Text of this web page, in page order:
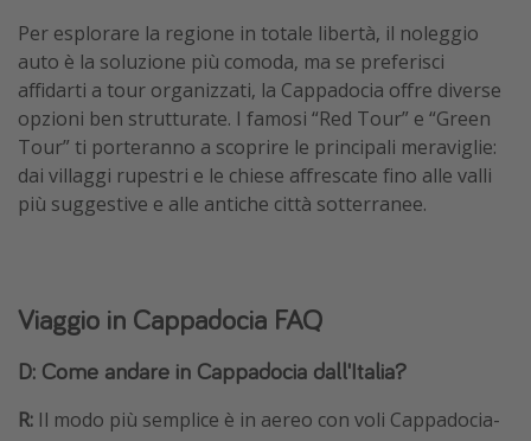
Per esplorare la regione in totale libertà, il noleggio
auto è la soluzione più comoda, ma se preferisci
affidarti a tour organizzati, la Cappadocia offre diverse
opzioni ben strutturate. I famosi “Red Tour” e “Green
Tour” ti porteranno a scoprire le principali meraviglie:
dai villaggi rupestri e le chiese affrescate fino alle valli
più suggestive e alle antiche città sotterranee.
Viaggio in Cappadocia FAQ
D: Come andare in Cappadocia dall'Italia?
R: Il modo più semplice è in aereo con voli Cappadocia-